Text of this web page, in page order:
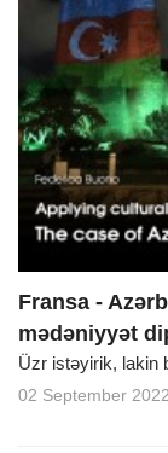
Fransa -
mədəniyyət
Üzr istəyirik, lakin
02 September 2022